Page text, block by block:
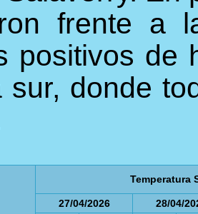
frente a
positivos de
sur, donde
Temperatura
27/04/2026 28/04/